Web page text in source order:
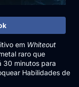
em Whiteout
raro que
30 minutos para
Habilidades de